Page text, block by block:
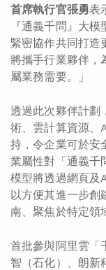
首席執行官張勇表
『通義千問』大
緊密協作共同打造
將攜手行業夥伴，
屬業務需要。」
透過此次夥伴計劃
術、雲計算資源、
持，令企業可於安
業屬性對「通義千
模型將透過網頁及
以方便其進一步創
南、聚焦於特定領
首批參與阿里雲「
智（石化）、朗新